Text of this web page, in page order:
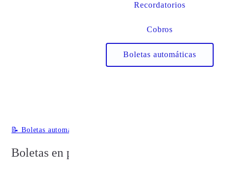
Recordatorios
Cobros
Boletas automáticas
📝 Boletas automáticas
Boletas en piloto automático